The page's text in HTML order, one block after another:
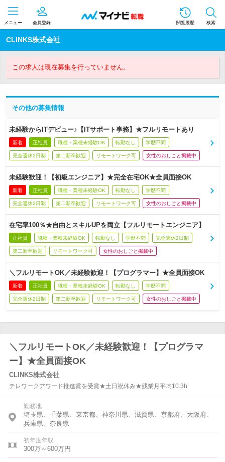
メニュー 会員登録 閲覧履歴 検索
CLINKS株式会社
この求人は現在募集を行っていません。
その他の募集情報
未経験からITデビュー♪【ITサポート事務】★フルリモートあり
新着 正社員 職種・業種未経験OK 転勤なし 学歴不問
完全週休2日制 第二新卒歓迎 リモートワーク可 女性のおしごと掲載中
未経験歓迎！【初級エンジニア】★完全在宅OK★全員面接OK
新着 正社員 職種・業種未経験OK 転勤なし 学歴不問
完全週休2日制 第二新卒歓迎 リモートワーク可 女性のおしごと掲載中
在宅率100％★自由とスキルUPを両立【フルリモートエンジニア】
正社員 職種・業種未経験OK 転勤なし 学歴不問 完全週休2日制
第二新卒歓迎 リモートワーク可 女性のおしごと掲載中
＼フルリモートOK／未経験歓迎！【プログラマー】★全員面接OK
新着 正社員 職種・業種未経験OK 転勤なし 学歴不問
完全週休2日制 第二新卒歓迎 リモートワーク可 女性のおしごと掲載中
＼フルリモートOK／未経験歓迎！【プログラマ
ー】★全員面接OK
CLINKS株式会社
テレワークアワード推進賞を受賞★土日祝休み★残業月平均10.3h
勤務地
埼玉県、千葉県、東京都、神奈川県、滋賀県、京都府、大阪府、
兵庫県、奈良県
初年度年収
300万～600万円